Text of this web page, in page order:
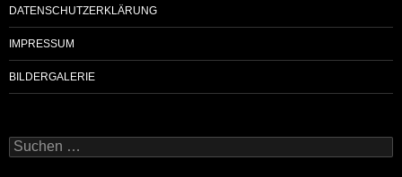
DATENSCHUTZERKLÄRUNG
IMPRESSUM
BILDERGALERIE
Suchen
nach: